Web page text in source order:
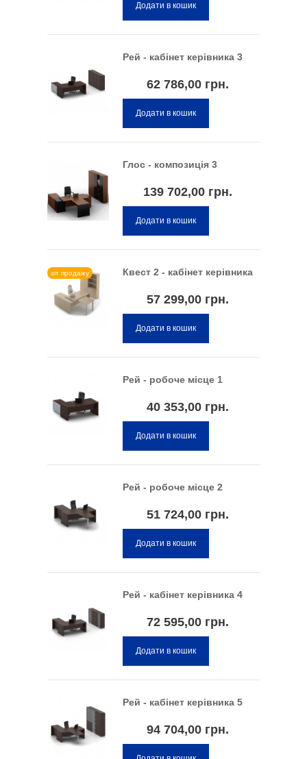
Додати в кошик
Рей - кабінет керівника 3
62 786,00 грн.
Додати в кошик
Глос - композиція 3
139 702,00 грн.
Додати в кошик
хіт продажу Квест 2 - кабінет керівника
57 299,00 грн.
Додати в кошик
Рей - робоче місце 1
40 353,00 грн.
Додати в кошик
Рей - робоче місце 2
51 724,00 грн.
Додати в кошик
Рей - кабінет керівника 4
72 595,00 грн.
Додати в кошик
Рей - кабінет керівника 5
94 704,00 грн.